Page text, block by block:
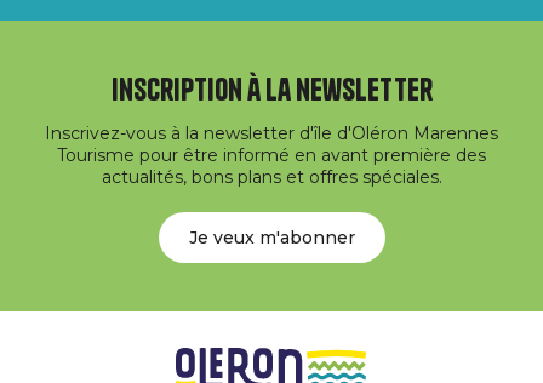
Inscription à la newsletter
Inscrivez-vous à la newsletter d'île d'Oléron Marennes
Tourisme pour être informé en avant première des
actualités, bons plans et offres spéciales.
Je veux m'abonner